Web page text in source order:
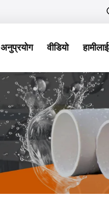
अनुप्रयोग वीडियो